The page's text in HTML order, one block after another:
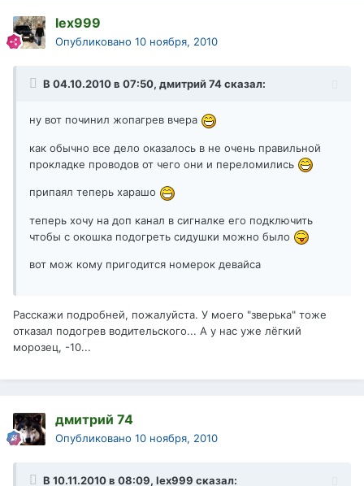
lex999
Опубликовано 10 ноября, 2010
В 04.10.2010 в 07:50, дмитрий 74 сказал:
ну вот починил жопагрев вчера
как обычно все дело оказалось в не очень правильной
прокладке проводов от чего они и переломились
припаял теперь харашо
теперь хочу на доп канал в сигналке его подключить
чтобы с окошка подогреть сидушки можно было
вот мож кому пригодится номерок девайса
Расскажи подробней, пожалуйста. У моего "зверька" тоже
отказал подогрев водительского... А у нас уже лёгкий
морозец, -10...
дмитрий 74
Опубликовано 10 ноября, 2010
В 10.11.2010 в 08:09, lex999 сказал: